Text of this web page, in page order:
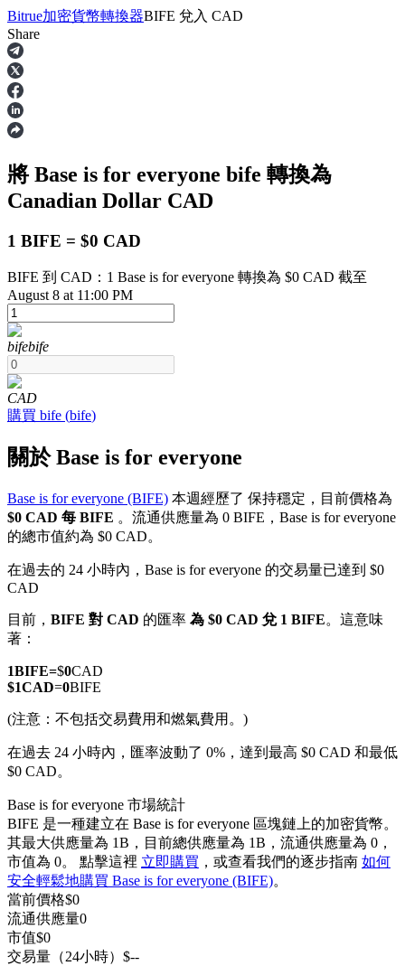
合約
USDT永續
多種以USDT結算的永續合約
幣本位永續
以數字貨幣為保證金的永續合約
TradFi
USDC永續
多種以USDC結算的永續合約
Bitrue加密貨幣轉換器BIFE 兌入 CAD
Share
將 Base is for everyone bife 轉換為
Canadian Dollar CAD
1 BIFE = $0 CAD
BIFE 到 CAD：1 Base is for everyone 轉換為 $0 CAD 截至
August 8 at 11:00 PM
bifebife
CAD
購買 bife (bife)
關於 Base is for everyone
Base is for everyone (BIFE) 本週經歷了 保持穩定，目前價格為
$0 CAD 每 BIFE 。流通供應量為 0 BIFE，Base is for everyone
的總市值約為 $0 CAD。
在過去的 24 小時內，Base is for everyone 的交易量已達到 $0
CAD
目前， BIFE 對 CAD 的匯率 為 $0 CAD 兌 1 BIFE。這意味
著：
1BIFE=$0CAD
$1CAD=0BIFE
(注意：不包括交易費用和燃氣費用。)
在過去 24 小時內，匯率波動了 0%，達到最高 $0 CAD 和最低
$0 CAD。
Base is for everyone 市場統計
BIFE 是一種建立在 Base is for everyone 區塊鏈上的加密貨幣。
其最大供應量為 1B，目前總供應量為 1B，流通供應量為 0，
市值為 0。 點擊這裡 立即購買 ，或查看我們的逐步指南 如何
安全輕鬆地購買 Base is for everyone (BIFE)。
當前價格$0
流通供應量0
市值$0
交易量（24小時） $--